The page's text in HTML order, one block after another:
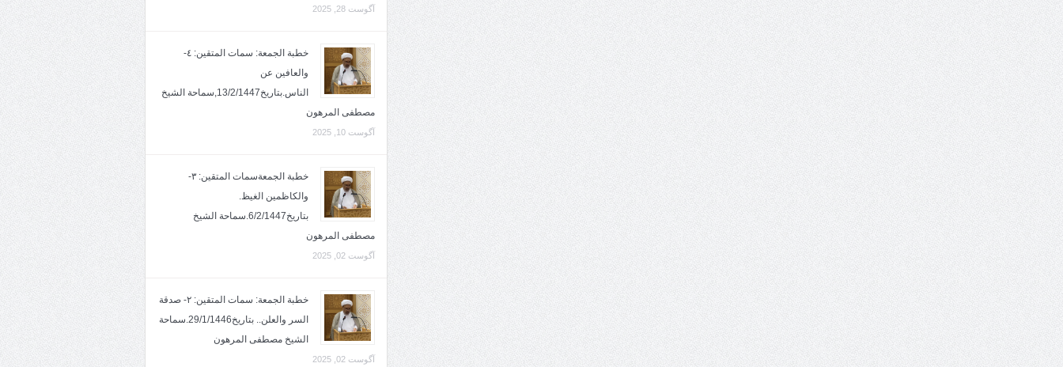
آگوست 28, 2025
خطبة الجمعة: سمات المتقين: ٤-
والعافين عن
الناس.بتاريخ13/2/1447,سماحة الشيخ
مصطفى المرهون
آگوست 10, 2025
خطبة الجمعةسمات المتقين: ٣-
والكاظمين الغيظ.
بتاريخ6/2/1447.سماحة الشيخ
مصطفى المرهون
آگوست 02, 2025
خطبة الجمعة: سمات المتقين: ٢- صدقة
السر والعلن.. بتاريخ29/1/1446.سماحة
الشيخ مصطفى المرهون
آگوست 02, 2025